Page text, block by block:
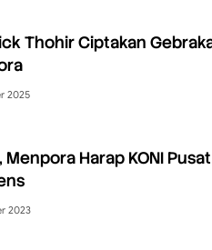
Thohir Ciptakan
2025
Menpora Harap KONI
2023